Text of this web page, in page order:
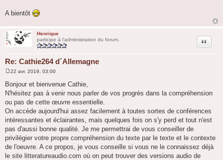
A bientôt
Henrique
participe à l'administration du forum.
Re: Cathie264 d´Allemagne
Citation
s
s
g
e
22 avr. 2019, 03:00
Bonjour et bienvenue Cathie,
N'hésitez pas à venir nous parler de vos progrès dans la compréhension
ou pas de cette œuvre essentielle.
On accède aujourd'hui assez facilement à toutes sortes de conférences
intéressantes et éclairantes, mais quelques fois on s'y perd et tout n'est
pas d'aussi bonne qualité. Je me permettrai de vous conseiller de
privilégier votre propre compréhension du texte par le texte et le contexte
de l'oeuvre. A ce propos, je vous conseille si vous ne le connaissez déjà
le site litteratureaudio.com où on peut trouver des versions audio de